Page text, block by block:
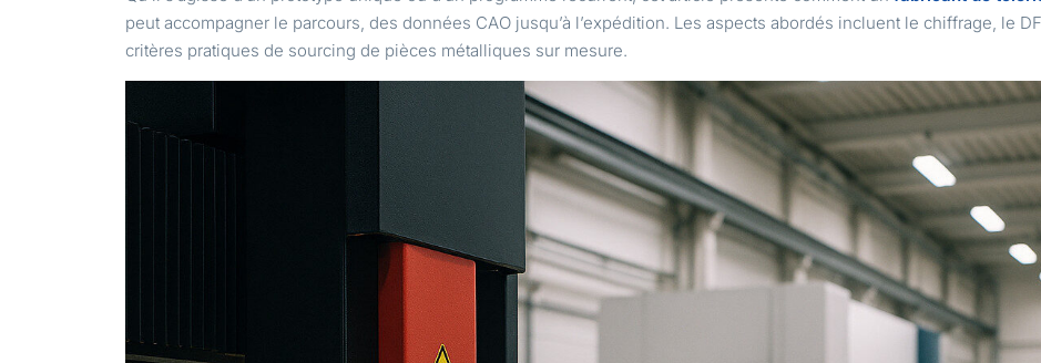
peut accompagner le parcours, des données CAO jusqu’à l’expédition. Les aspects abordés incluent le chiffrage, le
critères pratiques de sourcing de pièces métalliques sur mesure.